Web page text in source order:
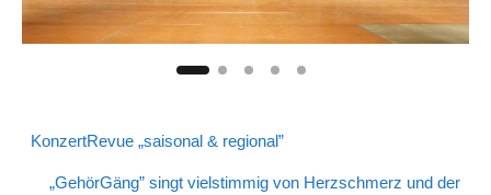
KonzertRevue „saisonal & regional”
„GehörGäng” singt vielstimmig von Herzschmerz und der